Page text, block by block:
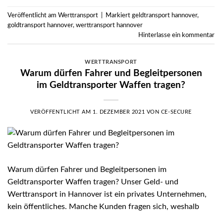
Veröffentlicht am Werttransport Markiert geldtransport hannover,
goldtransport hannover, werttransport hannover
Hinterlasse ein kommentar
WERTTRANSPORT
Warum dürfen Fahrer und Begleitpersonen
im Geldtransporter Waffen tragen?
VERÖFFENTLICHT AM 1. DEZEMBER 2021 VON CE-SECURE
Warum dürfen Fahrer und Begleitpersonen im
Geldtransporter Waffen tragen? Unser Geld- und
Werttransport in Hannover ist ein privates Unternehmen,
kein öffentliches. Manche Kunden fragen sich, weshalb